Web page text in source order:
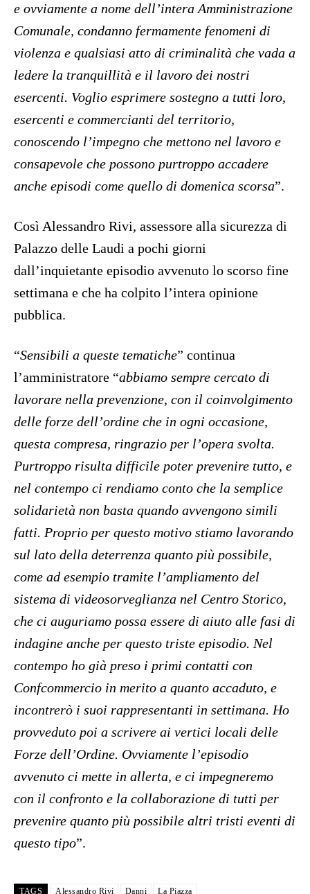
e ovviamente a nome dell’intera Amministrazione
Comunale, condanno fermamente fenomeni di
violenza e qualsiasi atto di criminalità che vada a
ledere la tranquillità e il lavoro dei nostri
esercenti. Voglio esprimere sostegno a tutti loro,
esercenti e commercianti del territorio,
conoscendo l’impegno che mettono nel lavoro e
consapevole che possono purtroppo accadere
anche episodi come quello di domenica scorsa”.
Così Alessandro Rivi, assessore alla sicurezza di
Palazzo delle Laudi a pochi giorni
dall’inquietante episodio avvenuto lo scorso fine
settimana e che ha colpito l’intera opinione
pubblica.
“Sensibili a queste tematiche” continua
l’amministratore “abbiamo sempre cercato di
lavorare nella prevenzione, con il coinvolgimento
delle forze dell’ordine che in ogni occasione,
questa compresa, ringrazio per l’opera svolta.
Purtroppo risulta difficile poter prevenire tutto, e
nel contempo ci rendiamo conto che la semplice
solidarietà non basta quando avvengono simili
fatti. Proprio per questo motivo stiamo lavorando
sul lato della deterrenza quanto più possibile,
come ad esempio tramite l’ampliamento del
sistema di videosorveglianza nel Centro Storico,
che ci auguriamo possa essere di aiuto alle fasi di
indagine anche per questo triste episodio. Nel
contempo ho già preso i primi contatti con
Confcommercio in merito a quanto accaduto, e
incontrerò i suoi rappresentanti in settimana. Ho
provveduto poi a scrivere ai vertici locali delle
Forze dell’Ordine. Ovviamente l’episodio
avvenuto ci mette in allerta, e ci impegneremo
con il confronto e la collaborazione di tutti per
prevenire quanto più possibile altri tristi eventi di
questo tipo”.
TAGS Alessandro Rivi Danni La Piazza